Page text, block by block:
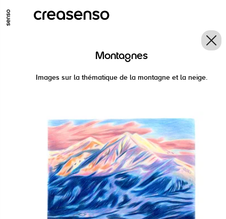
GO TO MAIN CONTENT
Montagnes
Images sur la thématique de la montagne et la neige.